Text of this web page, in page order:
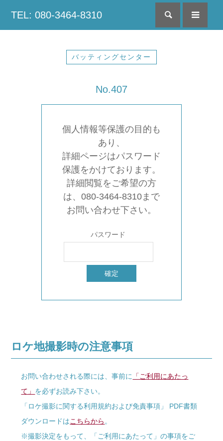
TEL: 080-3464-8310 検索
バッティングセンター
No.407
個人情報等保護の目的も
あり、
詳細ページはパスワード
保護をかけております。
詳細閲覧をご希望の方
は、080-3464-8310まで
お問い合わせ下さい。
パスワード
ロケ地撮影時の注意事項
お問い合わせされる際には、事前に 「ご利用にあたっ
て」 を必ずお読み下さい。
「ロケ撮影に関する利用規約および免責事項」 PDF書類
ダウンロードはこちらから。
※撮影決定をもって、「ご利用にあたって」の事項をご